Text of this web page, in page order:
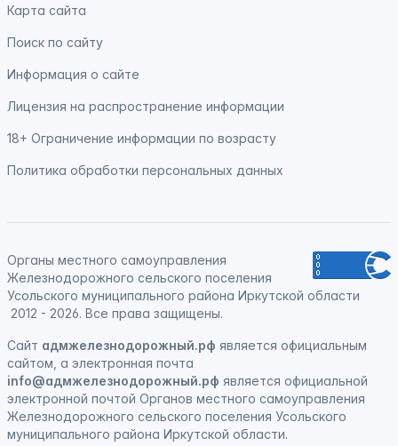
Карта сайта
Поиск по сайту
Информация о сайте
Лицензия на распространение информации
18+ Ограничение информации по возрасту
Политика обработки персональных данных
Органы местного самоуправления
Железнодорожного сельского поселения
Усольского муниципального района Иркутской области
2012 - 2026. Все права защищены.
Сайт адмжелезнодорожный.рф является официальным
сайтом, а электронная почта
info@адмжелезнодорожный.рф является официальной
электронной почтой Органов местного самоуправления
Железнодорожного сельского поселения Усольского
муниципального района Иркутской области.